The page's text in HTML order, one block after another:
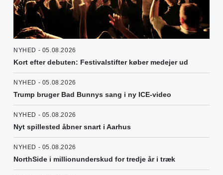
NYHED - 05.08.2026
Kort efter debuten: Festivalstifter køber medejer ud
NYHED - 05.08.2026
Trump bruger Bad Bunnys sang i ny ICE-video
NYHED - 05.08.2026
Nyt spillested åbner snart i Aarhus
NYHED - 05.08.2026
NorthSide i millionunderskud for tredje år i træk